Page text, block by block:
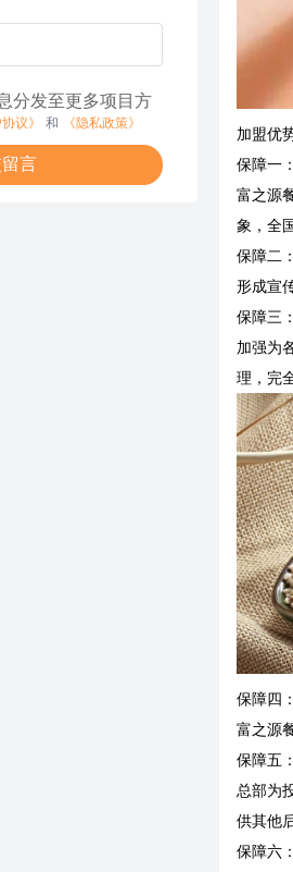
分发至更多项目方
议》 和 《隐私政策》
言
加盟优
保障一
富之源
象，全
保障二
形成宣
保障三
加强为
理，完
保障四
富之源
保障五
总部为
供其他
保障六